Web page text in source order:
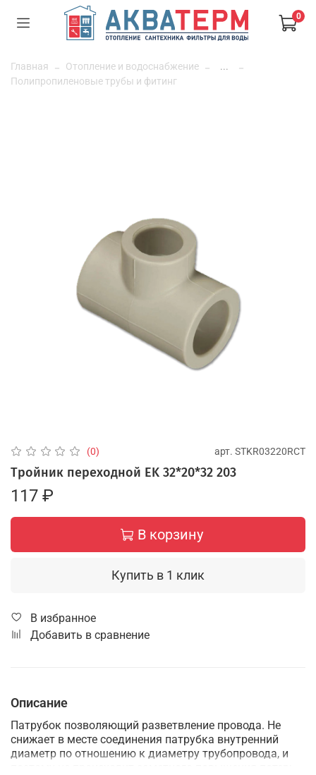
0
Главная Отопление и водоснабжение
...
Полипропиленовые трубы и фитинг
(0) арт. STKR03220RCT
Тройник переходной EK 32*20*32 203
117 ₽
В корзину
Купить в 1 клик
В избранное
Добавить в сравнение
Описание
Патрубок позволяющий разветвление провода. Не
снижает в месте соединения патрубка внутренний
диаметр по отношению к диаметру трубопровода, и